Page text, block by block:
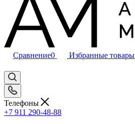
Сравнение0 Избранные товары
Телефоны
+7 911 290-48-88